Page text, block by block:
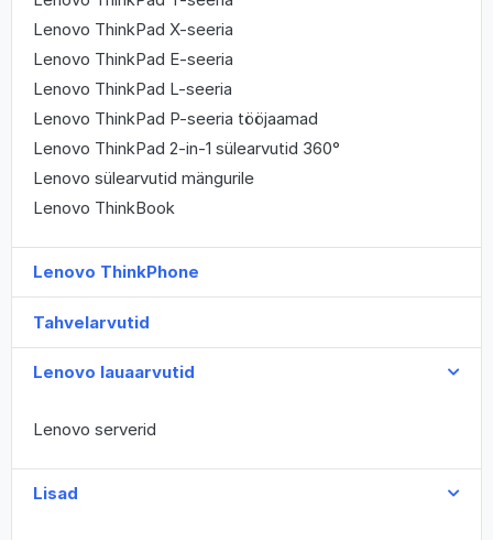
Lenovo ThinkPad X-seeria
Lenovo ThinkPad E-seeria
Lenovo ThinkPad L-seeria
Lenovo ThinkPad P-seeria tööjaamad
Lenovo ThinkPad 2-in-1 sülearvutid 360°
Lenovo sülearvutid mängurile
Lenovo ThinkBook
Lenovo ThinkPhone
Tahvelarvutid
Lenovo lauaarvutid
Lenovo serverid
Lisad